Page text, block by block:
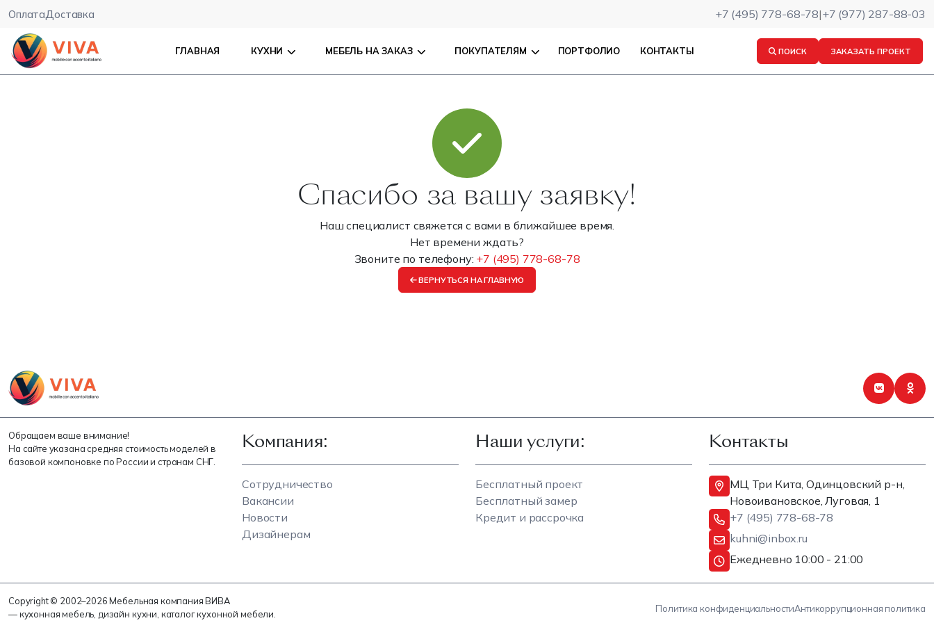
ОплатаДоставка +7 (495) 778-68-78|+7 (977) 287-88-03
ГЛАВНАЯ КУХНИ МЕБЕЛЬ НА ЗАКАЗ ПОКУПАТЕЛЯМ ПОРТФОЛИО КОНТАКТЫ ПОИСК ЗАКАЗАТЬ ПРОЕКТ
Спасибо за вашу заявку!
Наш специалист свяжется с вами в ближайшее время.
Нет времени ждать?
Звоните по телефону: +7 (495) 778-68-78
ВЕРНУТЬСЯ НА ГЛАВНУЮ
Обращаем ваше внимание!
На сайте указана средняя стоимость моделей в
базовой компоновке по России и странам СНГ.
Компания:
Сотрудничество
Вакансии
Новости
Дизайнерам
Наши услуги:
Бесплатный проект
Бесплатный замер
Кредит и рассрочка
Контакты
МЦ Три Кита, Одинцовский р-н,
Новоивановское, Луговая, 1
+7 (495) 778-68-78
kuhni@inbox.ru
Ежедневно 10:00 - 21:00
Copyright © 2002–2026 Мебельная компания ВИВА
— кухонная мебель, дизайн кухни, каталог кухонной мебели.
Политика конфиденциальностиАнтикоррупционная политика